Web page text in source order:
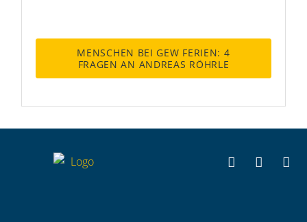
MENSCHEN BEI GEW FERIEN: 4
FRAGEN AN ANDREAS RÖHRLE